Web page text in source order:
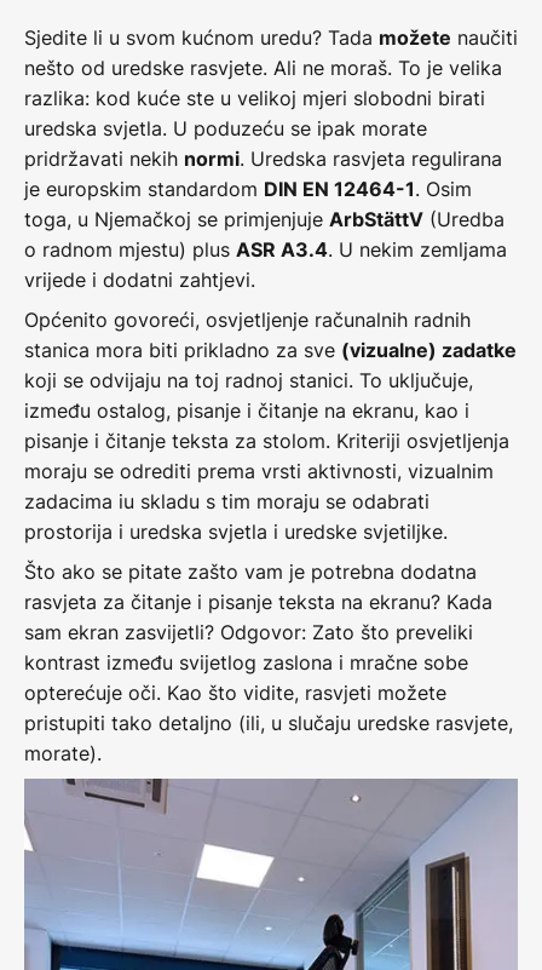
Sjedite li u svom kućnom uredu? Tada možete naučiti
nešto od uredske rasvjete. Ali ne moraš. To je velika
razlika: kod kuće ste u velikoj mjeri slobodni birati
uredska svjetla. U poduzeću se ipak morate
pridržavati nekih normi. Uredska rasvjeta regulirana
je europskim standardom DIN EN 12464-1. Osim
toga, u Njemačkoj se primjenjuje ArbStättV (Uredba
o radnom mjestu) plus ASR A3.4. U nekim zemljama
vrijede i dodatni zahtjevi.
Općenito govoreći, osvjetljenje računalnih radnih
stanica mora biti prikladno za sve (vizualne) zadatke
koji se odvijaju na toj radnoj stanici. To uključuje,
između ostalog, pisanje i čitanje na ekranu, kao i
pisanje i čitanje teksta za stolom. Kriteriji osvjetljenja
moraju se odrediti prema vrsti aktivnosti, vizualnim
zadacima iu skladu s tim moraju se odabrati
prostorija i uredska svjetla i uredske svjetiljke.
Što ako se pitate zašto vam je potrebna dodatna
rasvjeta za čitanje i pisanje teksta na ekranu? Kada
sam ekran zasvijetli? Odgovor: Zato što preveliki
kontrast između svijetlog zaslona i mračne sobe
opterećuje oči. Kao što vidite, rasvjeti možete
pristupiti tako detaljno (ili, u slučaju uredske rasvjete,
morate).